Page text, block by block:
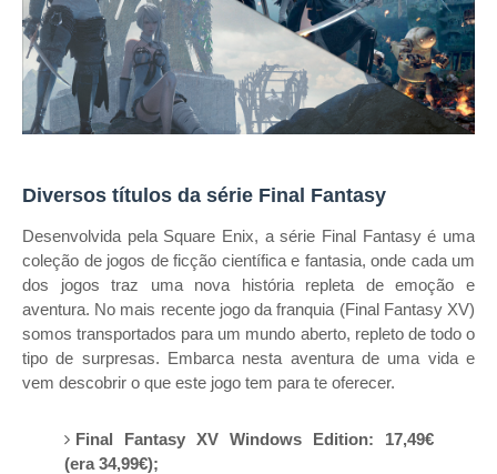
Diversos títulos da série Final Fantasy
Desenvolvida pela Square Enix, a série Final Fantasy é uma
coleção de jogos de ficção científica e fantasia, onde cada um
dos jogos traz uma nova história repleta de emoção e
aventura. No mais recente jogo da franquia (Final Fantasy XV)
somos transportados para um mundo aberto, repleto de todo o
tipo de surpresas. Embarca nesta aventura de uma vida e
vem descobrir o que este jogo tem para te oferecer.
Final Fantasy XV Windows Edition: 17,49€
(era 34,99€);